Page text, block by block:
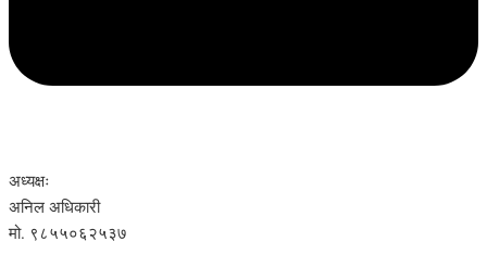
अध्यक्षः
अनिल अधिकारी
मो. ९८५५०६२५३७